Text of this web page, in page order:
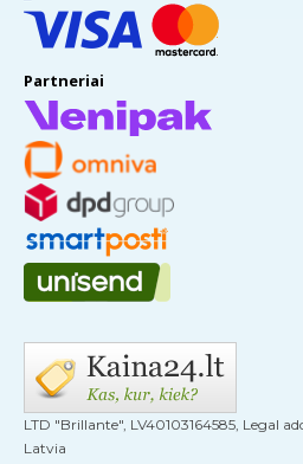
Partneriai
LTD "Brillante", LV40103164585, Legal
Latvia